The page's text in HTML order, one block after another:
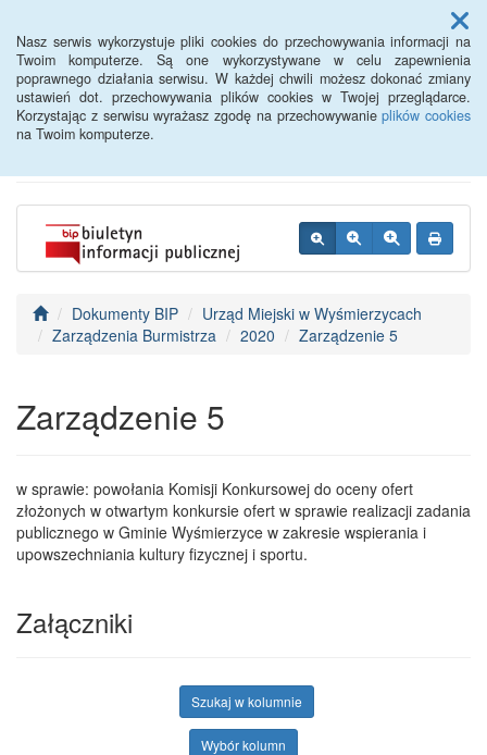
Nasz serwis wykorzystuje pliki cookies do przechowywania informacji na
Twoim komputerze. Są one wykorzystywane w celu zapewnienia
poprawnego działania serwisu. W każdej chwili możesz dokonać zmiany
ustawień dot. przechowywania plików cookies w Twojej przeglądarce.
Korzystając z serwisu wyrażasz zgodę na przechowywanieplików cookies
na Twoim komputerze.
Menu
BIP - Urząd Miejski
Wyśmierzyce
Dokumenty BIP
Urząd Miejski w Wyśmierzycach
Zarządzenia Burmistrza
2020 Zarządzenie 5
Zarządzenie 5
w sprawie: powołania Komisji Konkursowej do oceny ofert
złożonych w otwartym konkursie ofert w sprawie realizacji zadania
publicznego w Gminie Wyśmierzyce w zakresie wspierania i
upowszechniania kultury fizycznej i sportu.
Załączniki
Szukaj w kolumnie
Wybór kolumn